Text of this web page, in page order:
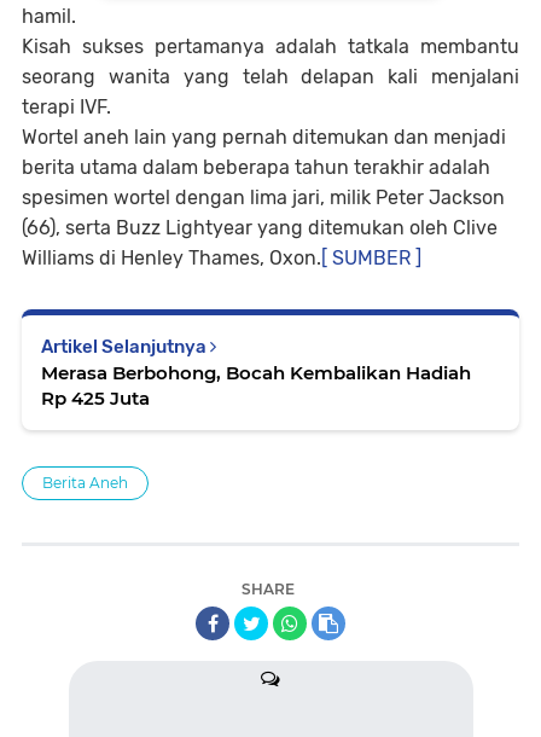
hamil.
Kisah sukses pertamanya adalah tatkala membantu
seorang wanita yang telah delapan kali menjalani
terapi IVF.
Wortel aneh lain yang pernah ditemukan dan menjadi
berita utama dalam beberapa tahun terakhir adalah
spesimen wortel dengan lima jari, milik Peter Jackson
(66), serta Buzz Lightyear yang ditemukan oleh Clive
Williams di Henley Thames, Oxon. [ SUMBER ]
Artikel Selanjutnya
Merasa Berbohong, Bocah Kembalikan Hadiah
Rp 425 Juta
Berita Aneh
SHARE